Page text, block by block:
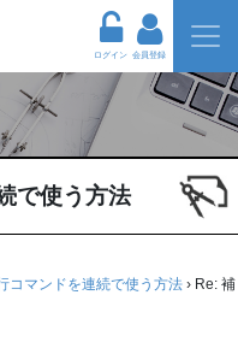
ログイン 会員登録
で使う方法
コマンドを連続で使う方法 › Re: 補